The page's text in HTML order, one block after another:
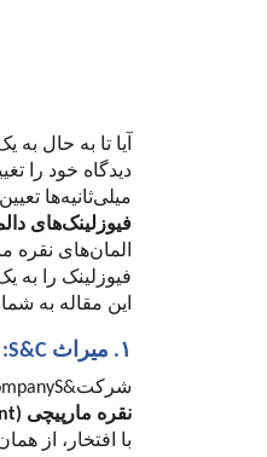
آیا تا به حال
دیدگاه خود را
میلی‌ثانیه‌ها
فیوزلینک‌های
المان‌های نقره
فیوزلینک را به
این مقاله به
۱. میراث S&C
شرکتS&
نقره مارپیچی (
با افتخار، از